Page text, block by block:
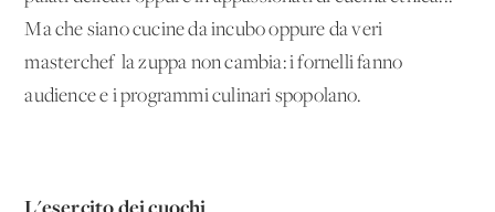
Ma che siano cucine da incubo oppure da veri
masterchef la zuppa non cambia: i fornelli fanno
audience e i programmi culinari spopolano.